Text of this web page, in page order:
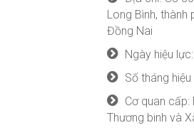
Long Bình, thành
Đồng Nai
Ngày hiệu
Số tháng
Cơ quan cấp:
Thương binh và